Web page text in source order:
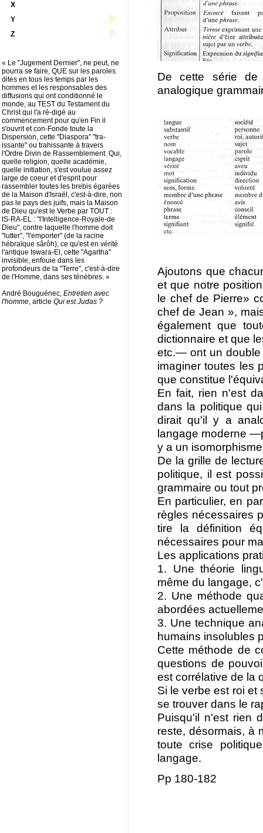
X
Y
Z
« Le "Jugement Dernier", ne peut, ne
pourra se faire, QUE sur les paroles
dites en tous les temps par les
hommes et les responsables des
diffusions qui ont conditionné le
monde, au TEST du Testament du
Christ qui l'a ré-digé au
commencement pour qu'en Fin il
s'ouvrit et con-Fonde toute la
Dispersion, cette "Diaspora" "tra-
issante" ou trahissante à travers
l'Ordre Divin de Rassemblement. Qui,
quelle religion, quelle académie,
quelle initiation, s'est voulue assez
large de coeur et d'esprit pour
rassembler toutes les brebis égarées
de la Maison d'Israël, c'est-à-dire, non
pas le pays des juifs, mais la Maison
de Dieu qu'est le Verbe par TOUT :
IS-RA-EL : "l'Intelligence-Royale-de
Dieu", contre laquelle l'homme doit
"lutter", "l'emporter" (de la racine
hébraïque sârôh), ce qu'est en vérité
l'antique Iswara-El, cette "Agartha"
invisible, enfouie dans les
profondeurs de la "Terre", c'est-à-dire
de l'Homme, dans ses ténèbres. »
André Bouguénec, Entretien avec
l'homme, article Qui est Judas ?
De cette série de
analogique
Ajoutons que
et que notre
le chef de Pierre»
chef de Jean »,
également que
dictionnaire et que
etc.— ont un double
imaginer toutes les
que constitue
En fait, rien n'est
dans la politique
dirait qu'il y a
langage moderne
y a un
De la grille de
politique, il est
grammaire ou tout
En particulier, en
règles nécessaires
tire la définition
nécessaires pour
Les applications
1. Une théorie
même du langage,
2. Une méthode
abordées
3. Une technique
humains insolubles
Cette méthode de
questions de
est corrélative de la
Si le verbe est roi et
se trouver dans le
Puisqu'il n'est rien
reste, désormais, à
toute crise
langage.
Pp 180-182